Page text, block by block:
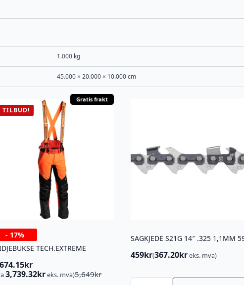
1.000 kg
45.000 × 20.000 × 10.000 cm
TILBUD!
Gratis frakt
- 17%
TECH.EXTREME
5,649kr
kr
3,739.32kreks. mva)
459kr(367.20kreks. mva)
SAGKJEDE